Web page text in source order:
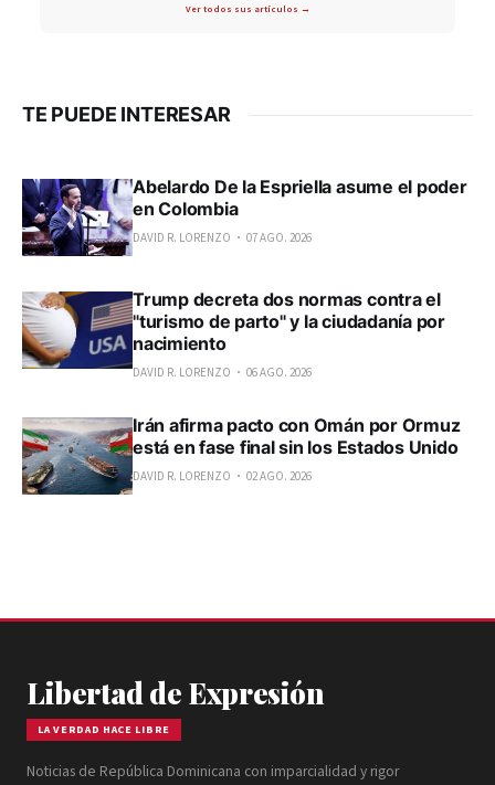
Ver todos sus artículos →
TE PUEDE INTERESAR
Abelardo De la Espriella asume el poder
en Colombia
DAVID R. LORENZO 07 AGO. 2026
Trump decreta dos normas contra el
"turismo de parto" y la ciudadanía por
nacimiento
DAVID R. LORENZO 06 AGO. 2026
Irán afirma pacto con Omán por Ormuz
está en fase final sin los Estados Unido
DAVID R. LORENZO 02 AGO. 2026
Libertad de Expresión
LA VERDAD HACE LIBRE
Noticias de República Dominicana con imparcialidad y rigor